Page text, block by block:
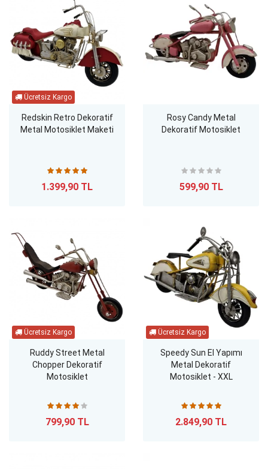
Redskin Retro Dekoratif
Metal Motosiklet Maketi
1.399,90 TL
Rosy Candy Metal
Dekoratif Motosiklet
599,90 TL
Ruddy Street Metal
Chopper Dekoratif
Motosiklet
799,90 TL
Speedy Sun El Yapımı
Metal Dekoratif
Motosiklet - XXL
2.849,90 TL